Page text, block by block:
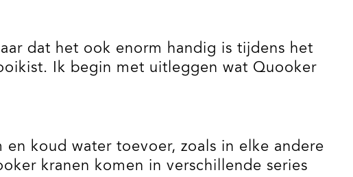
dat het ook enorm handig is tijdens het
Ik begin met uitleggen wat Quooker
koud water toevoer, zoals in elke andere
kranen komen in verschillende series